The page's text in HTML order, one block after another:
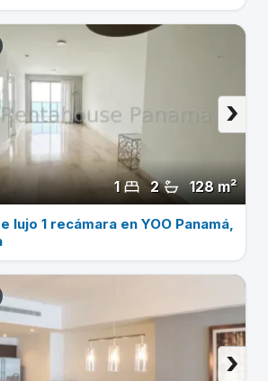
128 m²
2
1
›
lujo 1 recámara en YOO Panamá,
›